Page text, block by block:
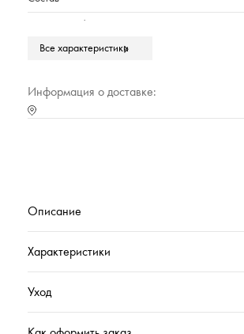
Марка
Страна происхождения
Все характеристики
Информация о доставке:
Описание
Характеристики
Уход